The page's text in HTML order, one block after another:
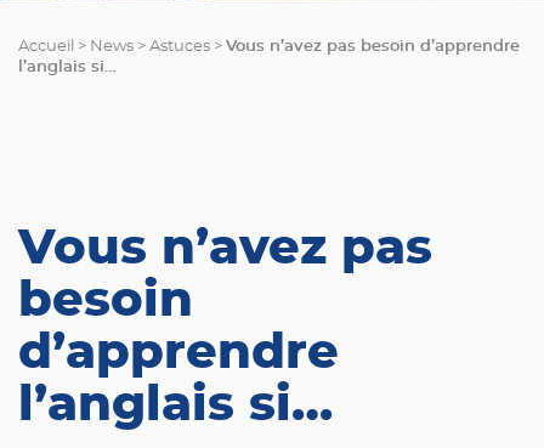
Accueil > News > Astuces > Vous n’avez pas besoin d’apprendre
l’anglais si…
Vous n’avez pas
besoin
d’apprendre
l’anglais si…